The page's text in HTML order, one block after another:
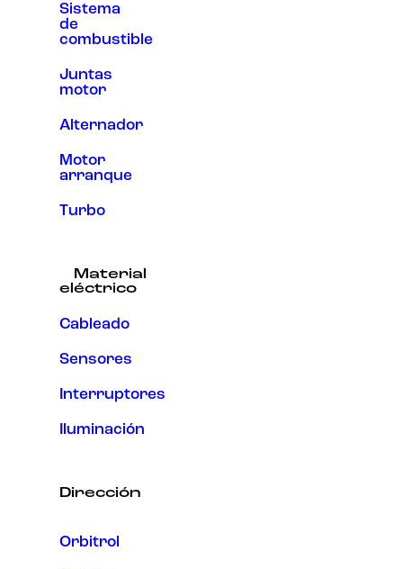
Sistema
de
combustible
Juntas
motor
Alternador
Motor
arranque
Turbo
Material
eléctrico
Cableado
Sensores
Interruptores
Iluminación
Dirección
Orbitrol